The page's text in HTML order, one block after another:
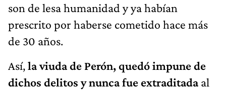
son de lesa humanidad y ya habían
prescrito por haberse cometido hace más
de 30 años.
Así,la viuda de Perón, quedó impune de
dichos delitos y nunca fue extraditadaal